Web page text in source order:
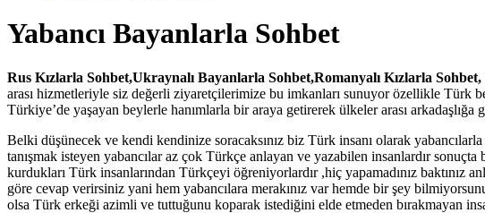
Yabancı Bayanlarla Sohbet
Rus Kızlarla Sohbet,Ukraynalı Bayanlarla Sohbet,Romanyalı Kızlarla Sohbet,
arası hizmetleriyle siz değerli ziyaretçilerimize bu imkanları sunuyor özellikle Türk
Türkiye’de yaşayan beylerle hanımlarla bir araya getirerek ülkeler arası arkadaşlığa
Belki düşünecek ve kendi kendinize soracaksınız biz Türk insanı olarak
tanışmak isteyen yabancılar az çok Türkçe anlayan ve yazabilen insanlardır
kurdukları Türk insanlarından Türkçeyi öğreniyorlardır ,hiç yapamadınız baktınız
göre cevap verirsiniz yani hem yabancılara merakınız var hemde bir şey
olsa Türk erkeği azimli ve tuttuğunu koparak istediğini elde etmeden bırakmayan